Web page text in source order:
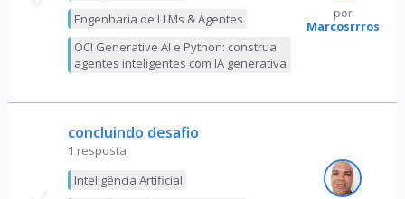
Engenharia de LLMs & Agentes
OCI Generative AI e Python: construa
agentes inteligentes com IA generativa
por
Marcosrrrossi
concluindo desafio
1 resposta
Inteligência Artificial